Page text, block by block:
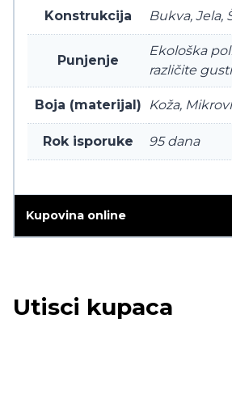
Konstrukcija Bukva, Jela,
Punjenje
Ekološka
različite
Boja (materijal) Koža,
Rok isporuke 95 dana
Kupovina online
Utisci kupaca